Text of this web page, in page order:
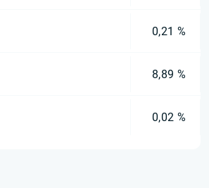
0,21 %
8,89 %
0,02 %